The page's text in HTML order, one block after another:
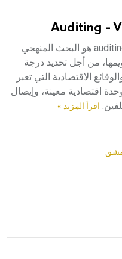
جديدة في عام 2026
Auditing -
تفتيش الحسابات تفتيش الحسابات auditing هو البحث المنهجي
من أجل تحديد درجة
الاقتصادية التي تعبر
وحدة اقتصادية معينة، وإيصال
اقرأ المزيد »